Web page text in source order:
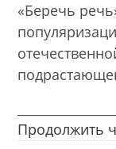
«Беречь
Продолжить